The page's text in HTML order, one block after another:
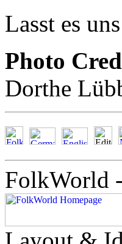
Lasst es
Photo
Dorthe
FolkWorld